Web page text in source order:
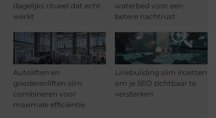
dagelijks ritueel dat echt
werkt
waterbed voor een
betere nachtrust
Autoliften en
goederenliften slim
combineren voor
maximale efficiëntie
Linkbuilding slim inzetten
om je SEO zichtbaar te
versterken